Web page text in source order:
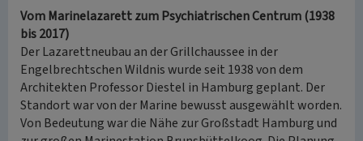
Vom Marinelazarett zum Psychiatrischen Centrum (1938
bis 2017)
Der Lazarettneubau an der Grillchaussee in der
Engelbrechtschen Wildnis wurde seit 1938 von dem
Architekten Professor Diestel in Hamburg geplant. Der
Standort war von der Marine bewusst ausgewählt worden.
Von Bedeutung war die Nähe zur Großstadt Hamburg und